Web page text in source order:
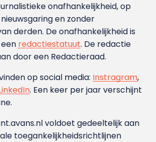
onafhankelijkheid, op
en zonder
derden. De onafhankelijkheid is
redactiestatuut. De redactie
door een Redactieraad.
op social media: Instragram,
. Een keer per jaar verschijnt
voldoet gedeeltelijk aan
toegankelijkheidsrichtlijnen